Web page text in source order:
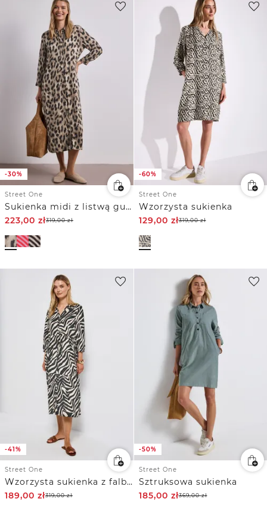
-30%
Street One
Sukienka midi z listwą guzikową na całej długości
223,00 zł319,00zł
-60%
Street One
Wzorzysta sukienka
129,00 zł319,00zł
-41%
Street One
Wzorzysta sukienka z falbanką
189,00 zł319,00zł
-50%
Street One
Sztruksowa sukienka
185,00 zł369,00zł